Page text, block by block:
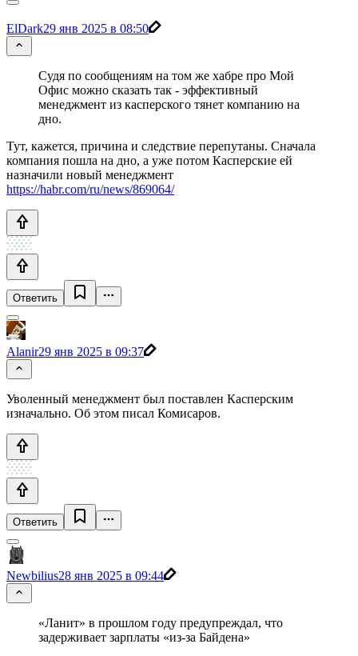
ElDark29 янв 2025 в 08:50
Судя по сообщениям на том же хабре про Мой
Офис можно сказать так - эффективный
менеджмент из касперского тянет компанию на
дно.
Тут, кажется, причина и следствие перепутаны. Сначала
компания пошла на дно, а уже потом Касперские ей
назначили новый менеджмент
https://habr.com/ru/news/869064/
Ответить
Alanir29 янв 2025 в 09:37
Уволенный менеджмент был поставлен Касперским
изначально. Об этом писал Комисаров.
Ответить
Newbilius28 янв 2025 в 09:44
«Ланит» в прошлом году предупреждал, что
задерживает зарплаты «из-за Байдена»